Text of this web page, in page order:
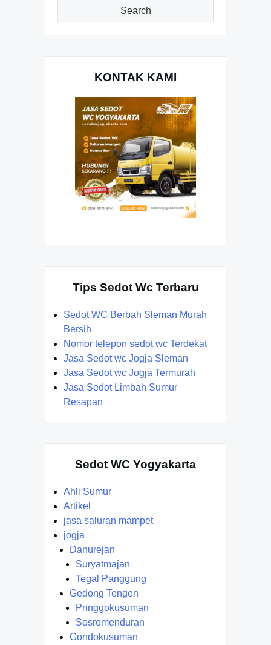
Search
KONTAK KAMI
Tips Sedot Wc Terbaru
Sedot WC Berbah Sleman Murah
Bersih
Nomor telepon sedot wc Terdekat
Jasa Sedot wc Jogja Sleman
Jasa Sedot wc Jogja Termurah
Jasa Sedot Limbah Sumur
Resapan
Sedot WC Yogyakarta
Ahli Sumur
Artikel
jasa saluran mampet
jogja
Danurejan
Suryatmajan
Tegal Panggung
Gedong Tengen
Pringgokusuman
Sosromenduran
Gondokusuman